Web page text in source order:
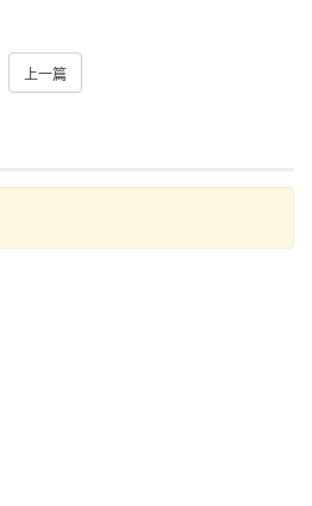
上一篇